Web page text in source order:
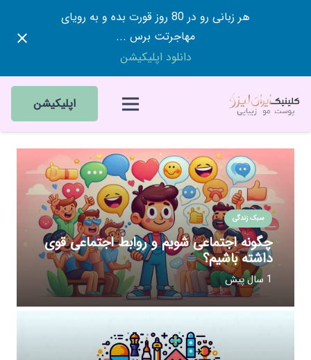
هر زبانی رو در 80 روز قورت بده و به رویای
مهاجرتت برس ...
دانلود اپلیکیشن
اپلیکیشن
سبک زندگی
چگونه اجتماعی شویم و روابط اجتماعی قوی
داشته باشیم؟
1 سال پیش